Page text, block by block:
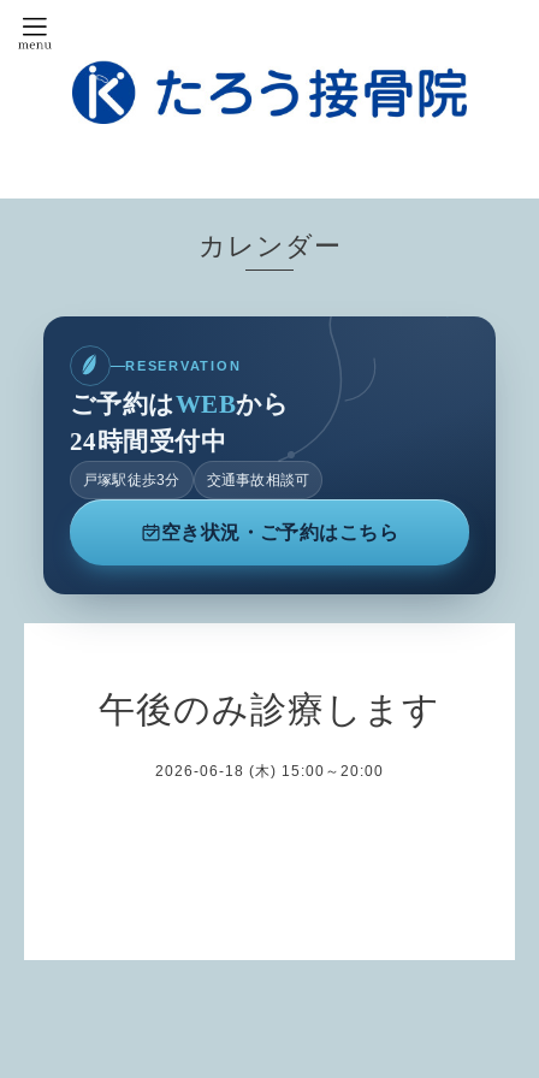
カレンダー
RESERVATION
ご予約はWEBから
24時間受付中
戸塚駅徒歩3分 交通事故相談可
空き状況・ご予約はこちら
午後のみ診療します
2026-06-18 (木) 15:00～20:00